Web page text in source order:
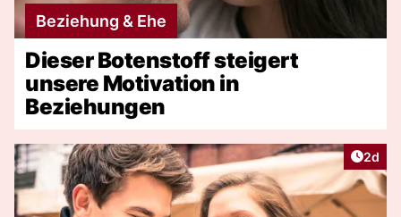
Beziehung & Ehe
Dieser Botenstoff steigert
unsere Motivation in
Beziehungen
2d